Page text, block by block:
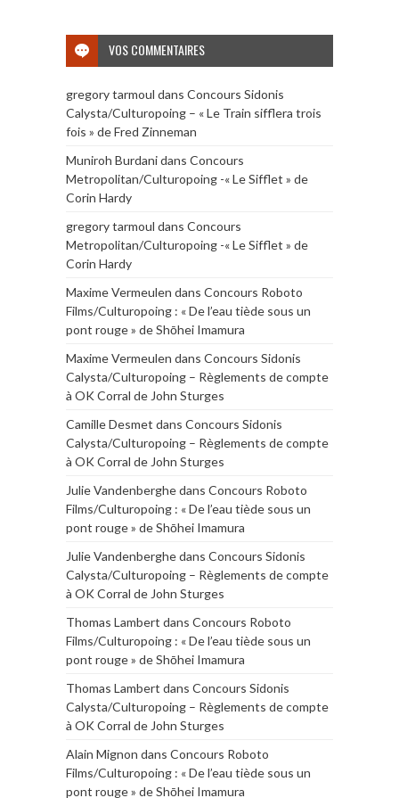
VOS COMMENTAIRES
gregory tarmoul dans Concours Sidonis
Calysta/Culturopoing – « Le Train sifflera trois
fois » de Fred Zinneman
Muniroh Burdanidans Concours
Metropolitan/Culturopoing -« Le Sifflet » de
Corin Hardy
gregory tarmoul dans Concours
Metropolitan/Culturopoing -« Le Sifflet » de
Corin Hardy
Maxime Vermeulen dans Concours Roboto
Films/Culturopoing : « De l’eau tiède sous un
pont rouge » de Shōhei Imamura
Maxime Vermeulen dans Concours Sidonis
Calysta/Culturopoing – Règlements de compte
à OK Corral de John Sturges
Camille Desmet dans Concours Sidonis
Calysta/Culturopoing – Règlements de compte
à OK Corral de John Sturges
Julie Vandenberghedans Concours Roboto
Films/Culturopoing : « De l’eau tiède sous un
pont rouge » de Shōhei Imamura
Julie Vandenberghedans Concours Sidonis
Calysta/Culturopoing – Règlements de compte
à OK Corral de John Sturges
Thomas Lambert dans Concours Roboto
Films/Culturopoing : « De l’eau tiède sous un
pont rouge » de Shōhei Imamura
Thomas Lambert dans Concours Sidonis
Calysta/Culturopoing – Règlements de compte
à OK Corral de John Sturges
Alain Mignon dans Concours Roboto
Films/Culturopoing : « De l’eau tiède sous un
pont rouge » de Shōhei Imamura